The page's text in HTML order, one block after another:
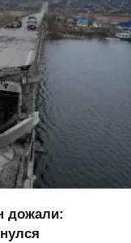
дожали: